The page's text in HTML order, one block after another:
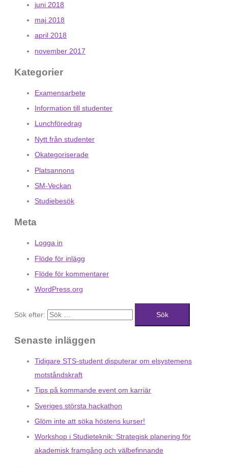
juni 2018
maj 2018
april 2018
november 2017
Kategorier
Examensarbete
Information till studenter
Lunchföredrag
Nytt från studenter
Okategoriserade
Platsannons
SM-Veckan
Studiebesök
Meta
Logga in
Flöde för inlägg
Flöde för kommentarer
WordPress.org
Sök efter:
Senaste inläggen
Tidigare STS-student disputerar om elsystemens
motståndskraft
Tips på kommande event om karriär
Sveriges största hackathon
Glöm inte att söka höstens kurser!
Workshop i Studieteknik: Strategisk planering för
akademisk framgång och välbefinnande